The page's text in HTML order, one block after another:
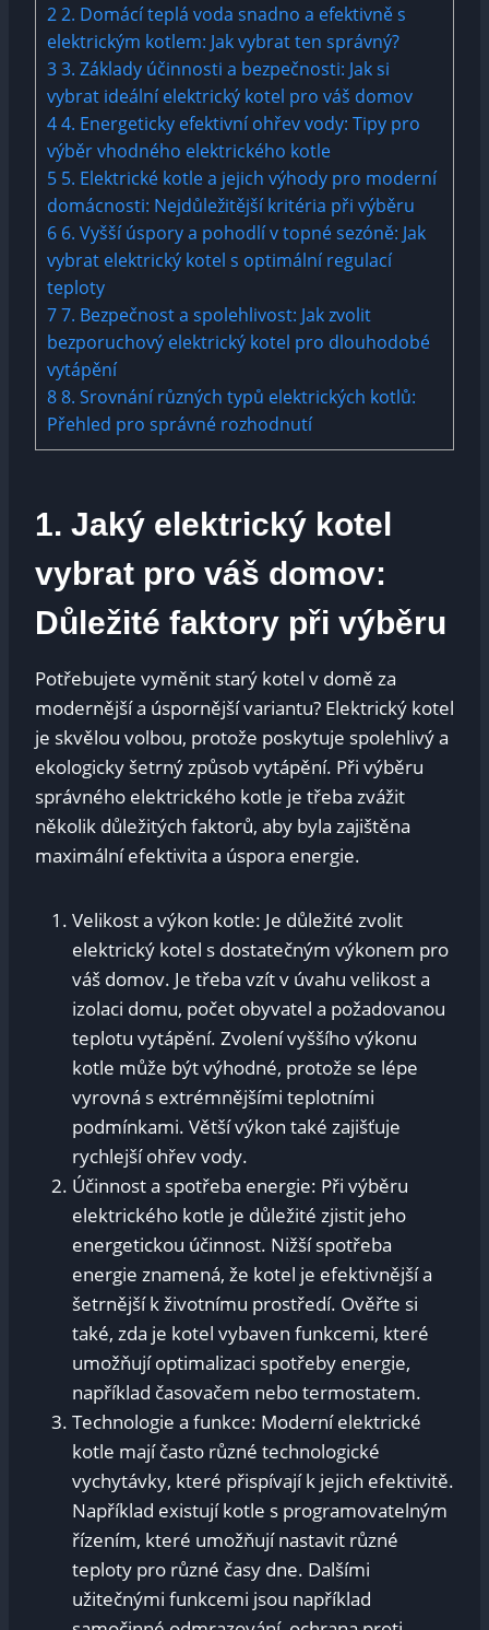
22. Domácí teplá voda snadno a efektivně s
elektrickým kotlem: Jak vybrat ten správný?
33. Základy účinnosti a bezpečnosti: Jak si
vybrat ideální elektrický kotel pro váš domov
44. Energeticky efektivní ohřev vody: Tipy pro
výběr vhodného elektrického kotle
5 5. Elektrické kotle a jejich výhody pro moderní
domácnosti: Nejdůležitější kritéria při výběru
6 6. Vyšší úspory a pohodlí v topné sezóně: Jak
vybrat elektrický kotel s optimální regulací
teploty
77. Bezpečnost a spolehlivost: Jak zvolit
bezporuchový elektrický kotel pro dlouhodobé
vytápění
88. Srovnání různých typů elektrických kotlů:
Přehled pro správné rozhodnutí
1. Jaký elektrický kotel
vybrat pro váš domov:
Důležité faktory při výběru
Potřebujete vyměnit starý kotel v domě za
modernější a úspornější variantu? Elektrický kotel
je skvělou volbou, protože poskytuje spolehlivý a
ekologicky šetrný způsob vytápění. Při výběru
správného elektrického kotle je třeba zvážit
několik důležitých faktorů, aby byla zajištěna
maximální efektivita a úspora energie.
Velikost a výkon kotle: Je důležité zvolit
elektrický kotel s dostatečným výkonem pro
váš domov. Je třeba vzít v úvahu velikost a
izolaci domu, počet obyvatel a požadovanou
teplotu vytápění. Zvolení vyššího výkonu
kotle může být výhodné, protože se lépe
vyrovná s extrémnějšími teplotními
podmínkami. Větší výkon také zajišťuje
rychlejší ohřev vody.
Účinnost a spotřeba energie: Při výběru
elektrického kotle je důležité zjistit jeho
energetickou účinnost. Nižší spotřeba
energie znamená, že kotel je efektivnější a
šetrnější k životnímu prostředí. Ověřte si
také, zda je kotel vybaven funkcemi, které
umožňují optimalizaci spotřeby energie,
například časovačem nebo termostatem.
Technologie a funkce: Moderní elektrické
kotle mají často různé technologické
vychytávky, které přispívají k jejich efektivitě.
Například existují kotle s programovatelným
řízením, které umožňují nastavit různé
teploty pro různé časy dne. Dalšími
užitečnými funkcemi jsou například